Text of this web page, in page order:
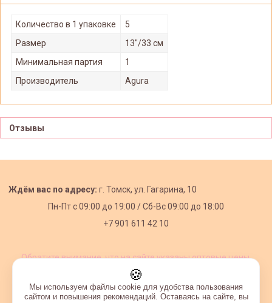
Количество в 1 упаковке
5
Размер
13"/33 см
Минимальная партия
1
Производитель
Agura
Отзывы
Ждём вас по адресу: г. Томск, ул. Гагарина, 10
Пн-Пт с09:00 до 19:00 /Сб-Вс 09:00 до 18:00
+7 901 611 42 10
Обратите внимание, что на сайте указаны оптовые цены,
🍪
Мы используем файлы cookie для удобства пользования
сайтом и повышения рекомендаций. Оставаясь на сайте, вы